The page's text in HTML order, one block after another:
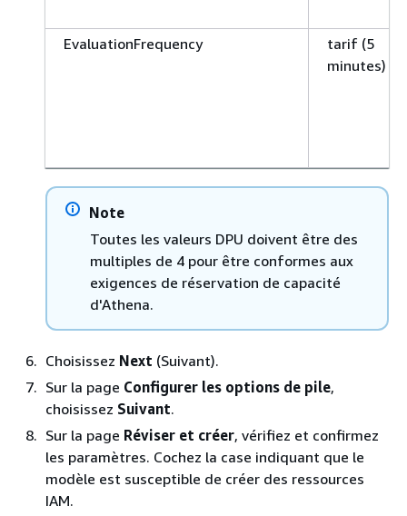
EvaluationFrequency
tarif (5
minutes)
Note
Toutes les valeurs DPU doivent être des
multiples de 4 pour être conformes aux
exigences de réservation de capacité
d'Athena.
Choisissez Next (Suivant).
Sur la page Configurer les options de pile,
choisissez Suivant.
Sur la page Réviser et créer, vérifiez et confirmez
les paramètres. Cochez la case indiquant que le
modèle est susceptible de créer des ressources
IAM.